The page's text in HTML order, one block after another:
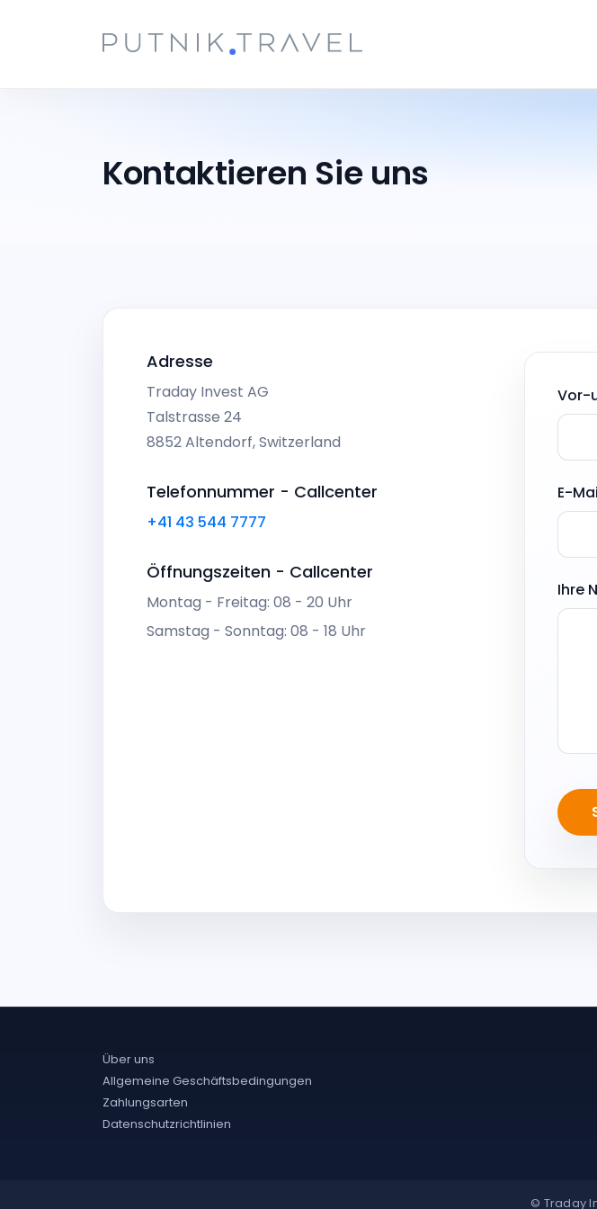
Kontaktieren Sie uns
Adresse
Traday Invest AG
Talstrasse 24
8852 Altendorf, Switzerland
Telefonnummer - Callcenter
+41 43 544 7777
Öffnungszeiten - Callcenter
Montag - Freitag: 08 - 20 Uhr
Samstag - Sonntag: 08 - 18 Uhr
Vor-
E-
Ihre
Über uns
Allgemeine Geschäftsbedingungen
Zahlungsarten
Datenschutzrichtlinien
© Traday